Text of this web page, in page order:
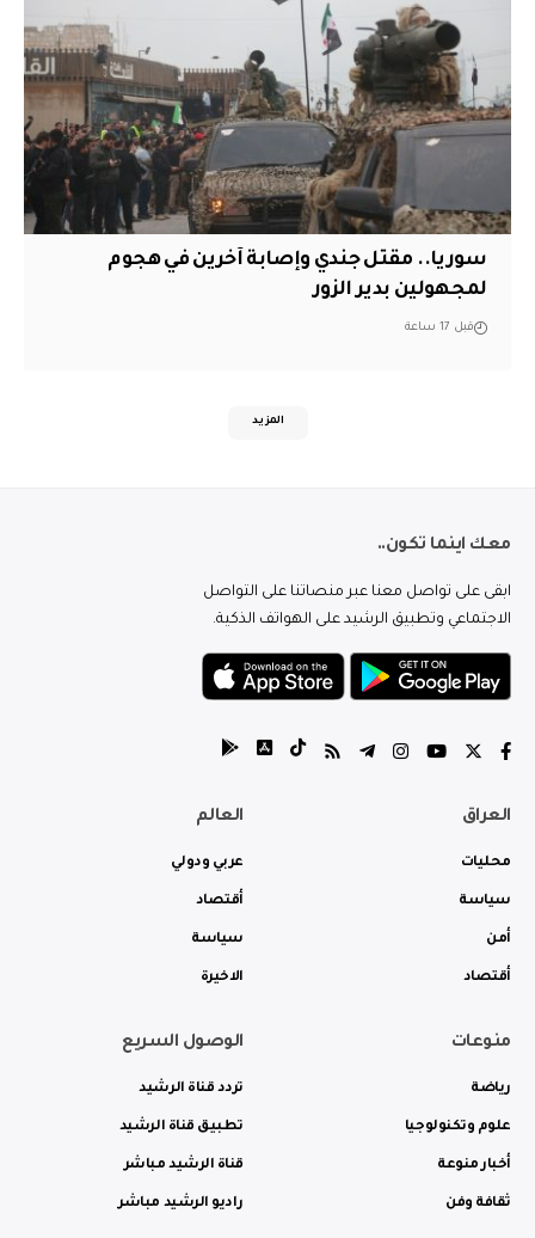
سوريا.. مقتل جندي وإصابة آخرين في هجوم
لمجهولين بدير الزور
قبل 17 ساعة
المزيد
معك اينما تكون..
ابقى على تواصل معنا عبر منصاتنا على التواصل
الاجتماعي وتطبيق الرشيد على الهواتف الذكية.
العراق
محليات
سياسة
أمن
أقتصاد
العالم
عربي ودولي
أقتصاد
سياسة
الاخيرة
منوعات
رياضة
علوم وتكنولوجيا
أخبار منوعة
ثقافة وفن
الوصول السريع
تردد قناة الرشيد
تطبيق قناة الرشيد
قناة الرشيد مباشر
راديو الرشيد مباشر